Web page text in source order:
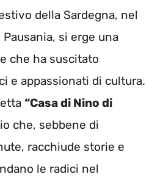
della Sardegna, nel
si erge una
che ha suscitato
e appassionati di cultura.
“Casa di Nino di
che, sebbene di
racchiude storie e
le radici nel